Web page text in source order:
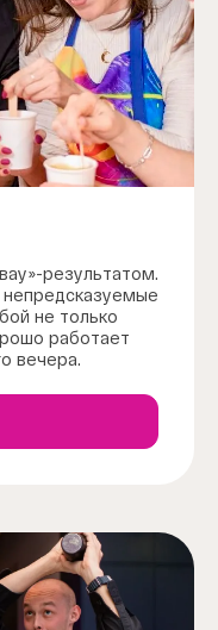
результатом.
не только
работает
вечера.